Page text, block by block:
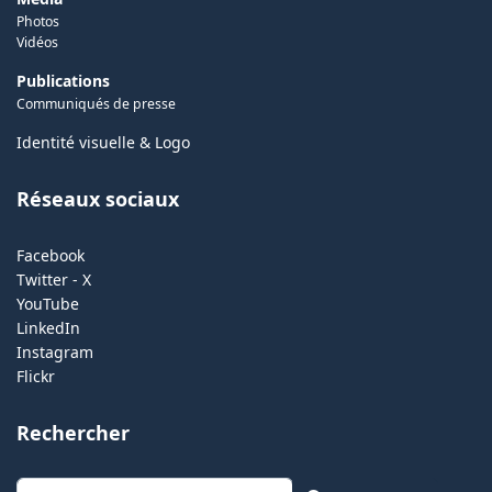
Photos
Vidéos
Publications
Communiqués de presse
Identité visuelle & Logo
Réseaux sociaux
Facebook
Twitter - X
YouTube
LinkedIn
Instagram
Flickr
Rechercher